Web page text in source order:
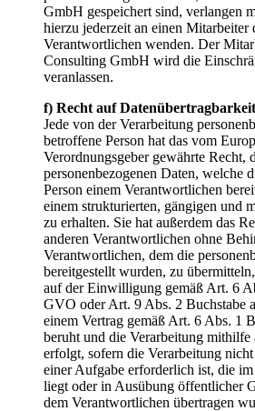
GmbH gespeichert sind, verlangen
hierzu jederzeit an einen Mitarbeiter
Verantwortlichen wenden. Der
Consulting GmbH wird die
veranlassen.
f) Recht auf Datenübertragbarkeit
Jede von der Verarbeitung
betroffene Person hat das vom
Verordnungsgeber gewährte Recht,
personenbezogenen Daten, welche
Person einem Verantwortlichen
einem strukturierten, gängigen und
zu erhalten. Sie hat außerdem das
anderen Verantwortlichen ohne
Verantwortlichen, dem die
bereitgestellt wurden, zu
auf der Einwilligung gemäß Art. 6
GVO oder Art. 9 Abs. 2 Buchstabe
einem Vertrag gemäß Art. 6 Abs. 1
beruht und die Verarbeitung mithilfe
erfolgt, sofern die Verarbeitung
einer Aufgabe erforderlich ist, die
liegt oder in Ausübung öffentlicher
dem Verantwortlichen übertragen